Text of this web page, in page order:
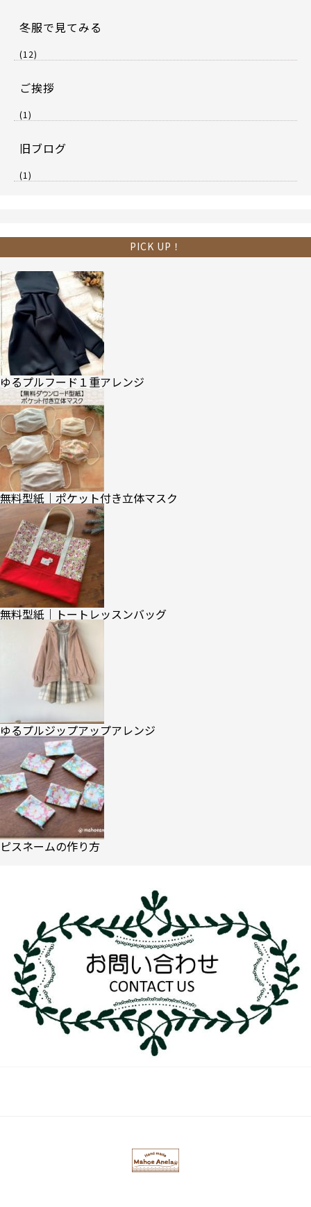
冬服で見てみる
(12)
ご挨拶
(1)
旧ブログ
(1)
PICK UP！
ゆるプルフード１重アレンジ
無料型紙｜ポケット付き立体マスク
無料型紙｜トートレッスンバッグ
ゆるプルジップアップアレンジ
ピスネームの作り方